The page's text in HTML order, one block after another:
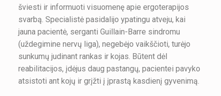
šviesti ir informuoti visuomenę apie ergoterapijos
svarbą. Specialistė pasidalijo ypatingu atveju, kai
jauna pacientė, serganti Guillain-Barre sindromu
(uždegimine nervų liga), negebėjo vaikščioti, turėjo
sunkumų judinant rankas ir kojas. Būtent dėl
reabilitacijos, įdėjus daug pastangų, pacientei pavyko
atsistoti ant kojų ir grįžti į įprastą kasdienį gyvenimą.